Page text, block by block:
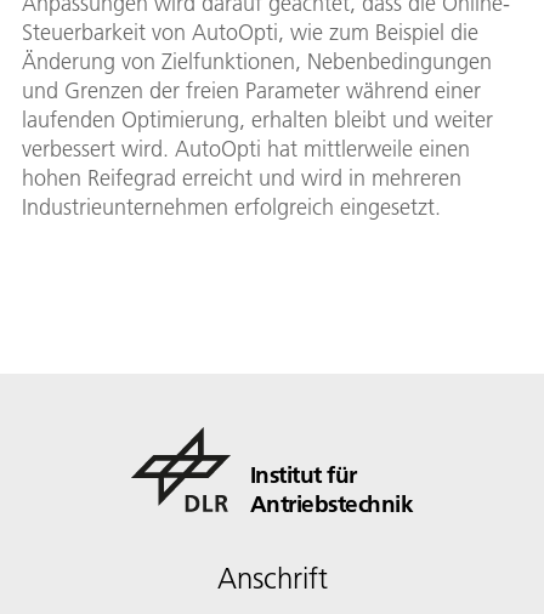
Steuerbarkeit von AutoOpti, wie zum Beispiel die
Änderung von Zielfunktionen, Nebenbedingungen
und Grenzen der freien Parameter während einer
laufenden Optimierung, erhalten bleibt und weiter
verbessert wird. AutoOpti hat mittlerweile einen
hohen Reifegrad erreicht und wird in mehreren
Industrieunternehmen erfolgreich eingesetzt.
Institut für
Antriebstechnik
Anschrift